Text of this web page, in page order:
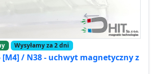
Wysyłamy za 2 dni
[M4] / N38 - uchwyt magnetyczny z